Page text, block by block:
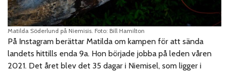
Matilda Söderlund på Niemisis. Foto: Bill Hamilton
På Instagram berättar Matilda om kampen för att sända
landets hittills enda 9a. Hon började jobba på leden våren
2021. Det året blev det 35 dagar i Niemisel, som ligger i